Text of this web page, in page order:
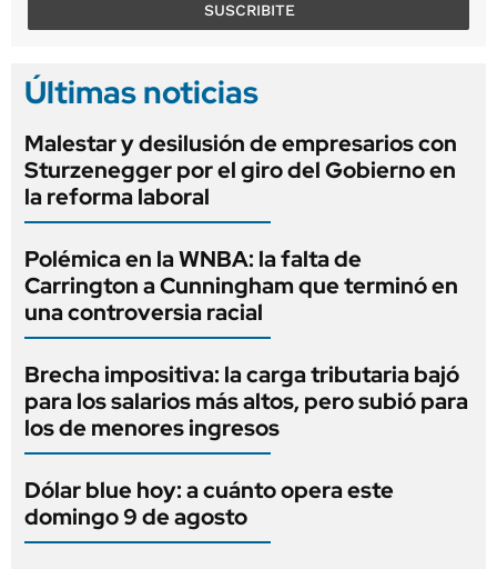
SUSCRIBITE
Últimas noticias
Malestar y desilusión de empresarios con
Sturzenegger por el giro del Gobierno en
la reforma laboral
Polémica en la WNBA: la falta de
Carrington a Cunningham que terminó en
una controversia racial
Brecha impositiva: la carga tributaria bajó
para los salarios más altos, pero subió para
los de menores ingresos
Dólar blue hoy: a cuánto opera este
domingo 9 de agosto